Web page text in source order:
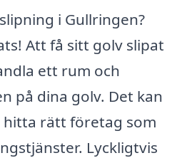
i Gullringen?
Att få sitt golv slipat
ett rum och
på dina golv. Det kan
rätt företag som
Lyckligtvis